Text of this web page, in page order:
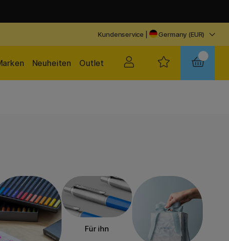
Kundenservice Germany (EUR)
Outlet
Neuheiten
Für ihn